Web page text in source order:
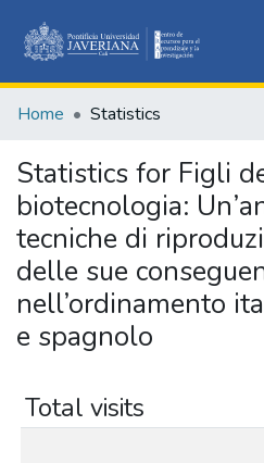
&
Home Statistics
Statistics for Figli
biotecnologia:
tecniche di
delle sue
nell’ordinamento
e spagnolo
Total visits